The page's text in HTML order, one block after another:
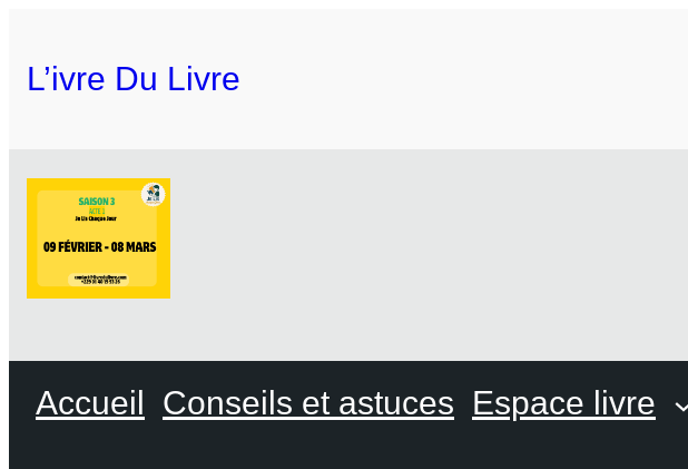
L’ivre Du Livre
Accueil Conseils et astuces Espace livre